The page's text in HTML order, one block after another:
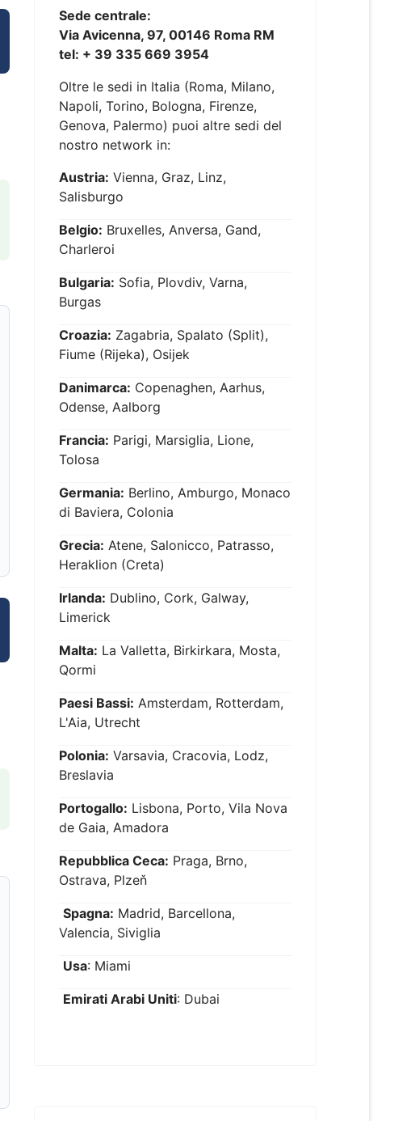
Sede centrale:
Via Avicenna, 97, 00146 Roma RM
tel: + 39 335 669 3954
Oltre le sedi in Italia (Roma, Milano,
Napoli, Torino, Bologna, Firenze,
Genova, Palermo) puoi altre sedi del
nostro network in:
Austria: Vienna, Graz, Linz,
Salisburgo
Belgio: Bruxelles, Anversa, Gand,
Charleroi
Bulgaria: Sofia, Plovdiv, Varna,
Burgas
Croazia: Zagabria, Spalato (Split),
Fiume (Rijeka), Osijek
Danimarca: Copenaghen, Aarhus,
Odense, Aalborg
Francia: Parigi, Marsiglia, Lione,
Tolosa
Germania: Berlino, Amburgo, Monaco
di Baviera, Colonia
Grecia: Atene, Salonicco, Patrasso,
Heraklion (Creta)
Irlanda: Dublino, Cork, Galway,
Limerick
Malta: La Valletta, Birkirkara, Mosta,
Qormi
Paesi Bassi: Amsterdam, Rotterdam,
L'Aia, Utrecht
Polonia: Varsavia, Cracovia, Lodz,
Breslavia
Portogallo: Lisbona, Porto, Vila Nova
de Gaia, Amadora
Repubblica Ceca: Praga, Brno,
Ostrava, Plzeň
Spagna: Madrid, Barcellona,
Valencia, Siviglia
Usa: Miami
Emirati Arabi Uniti: Dubai